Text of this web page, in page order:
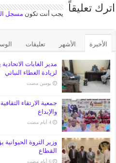
اترك تعليقاً يجب أنت تكون مسجل
الأخيرة الأشهر تعليقات
مدير الغابات
لزيادة الغطاء النباتي
‏يومين مضت
جمعية الارتقاء
والإبداع
‏4 أيام مضت
وزير الثروة
القطاع
‏6 أيام مضت